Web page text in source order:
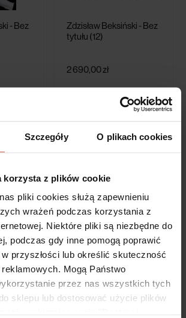
Szczegóły O plikach cookies
korzysta z plików cookie
pliki cookies służą zapewnieniu
wrażeń podczas korzystania z
Niektóre pliki są niezbędne do
podczas gdy inne pomogą poprawić
przyszłości lub określić skuteczność
reklamowych. Mogą Państwo
przez nas wszystkich tych
sklepu lub dostosować użycie plików
- Bez
Zdzisław Beksiński - Bez
tytułu (12)
2 690,00 zł
- Bez
Zdzisław Beksiński - Bez
tytułu (15)
2 690,00 zł